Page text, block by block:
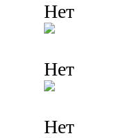
Нет
Нет
Нет